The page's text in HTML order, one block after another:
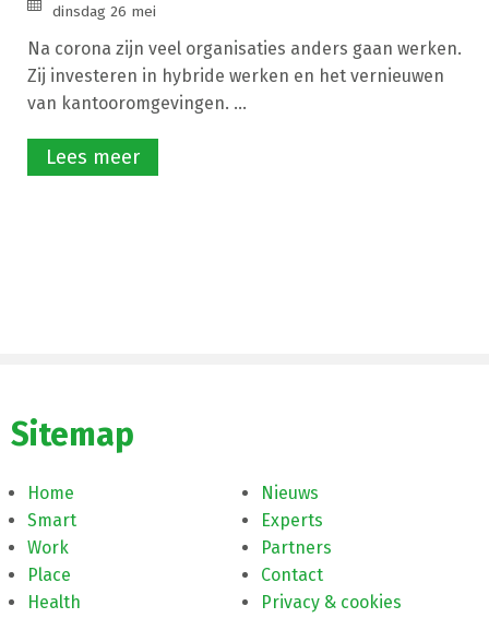
dinsdag 26 mei
Na corona zijn veel organisaties anders gaan werken.
Zij investeren in hybride werken en het vernieuwen
van kantooromgevingen. ...
Lees meer
Sitemap
Home
Smart
Work
Place
Health
Nieuws
Experts
Partners
Contact
Privacy & cookies